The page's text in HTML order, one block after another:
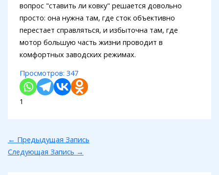
вопрос "ставить ли ковку" решается довольно
просто: она нужна там, где сток объективно
перестает справляться, и избыточна там, где
мотор большую часть жизни проводит в
комфортных заводских режимах.
Просмотров: 347
1
← Предыдущая Запись
Следующая Запись →